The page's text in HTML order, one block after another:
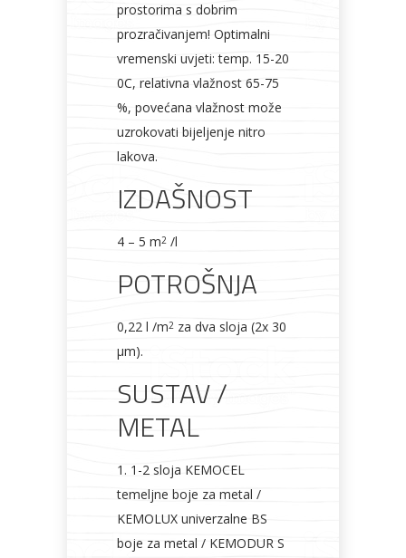
prostorima s dobrim
prozračivanjem! Optimalni
vremenski uvjeti: temp. 15-20
0C, relativna vlažnost 65-75
%, povećana vlažnost može
uzrokovati bijeljenje nitro
lakova.
IZDAŠNOST
4 – 5 m2 /l
POTROŠNJA
0,22 l /m2 za dva sloja (2x 30
μm).
SUSTAV /
METAL
1. 1-2 sloja KEMOCEL
temeljne boje za metal /
KEMOLUX univerzalne BS
boje za metal / KEMODUR S